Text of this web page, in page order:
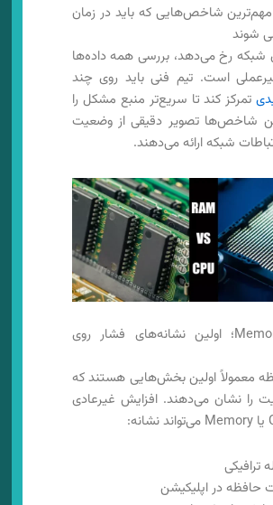
— مهم‌ترین شاخص‌هایی که باید در زمان
شوند
شبکه رخ می‌دهد، بررسی همه داده‌ها
است. تیم فنی باید روی چند
تمرکز کند تا سریع‌تر منبع مشکل را
شاخص‌ها تصویر دقیقی از وضعیت
شبکه ارائه می‌دهند.
CPU و Memory؛ اولین نشانه‌های فشار روی
معمولاً اولین بخش‌هایی هستند که
را نشان می‌دهند. افزایش غیرعادی
ترافیکی
حافظه در اپلیکیشن